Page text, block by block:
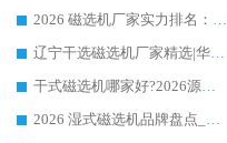
2026 磁选机厂家实力排名：技术与实力双轮驱动，华体会手机网页版-华体会(中国) 领跑
辽宁干选磁选机厂家精选|华体会手机网页版-华体会(中国) 硬核实力领跑行业标杆
干式磁选机哪家好?2026源头厂家推荐_华体会手机网页版-华体会(中国) 强磁磁选机生产厂家
2026 湿式磁选机品牌盘点_华体会手机网页版-华体会(中国) _内行认可的靠谱厂家